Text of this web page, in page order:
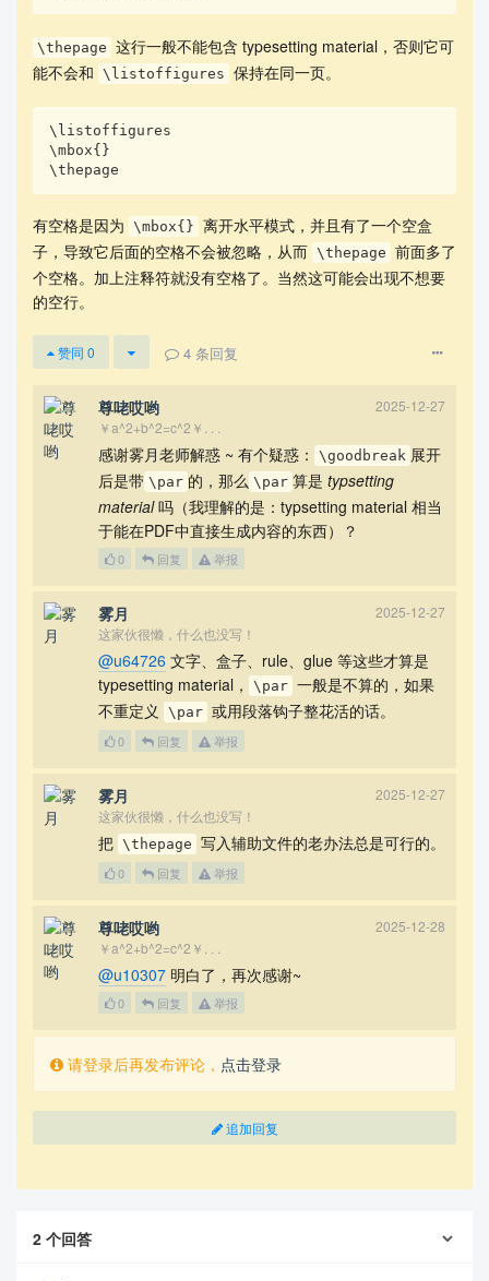
\mbox{}
\thepage
但不足在于：无论添加哪种类型的盒子，都会产生一定额外空
白。例如上述修改的结果为：
这可能会导致：原本不会换页的条目因为这一空白触发了断页
的罚函数机制而被断到了下一页。
因此问题为：如何在
es 盒子的 ship out
希望尽可能不用到额外宏包。当然，对于不得不用宏包的
情形，也欢迎发表。
\documentclass{article}
\usepackage{graphicx}
\usepackage{showframe}
\begin{document}
% ----- 这部分是为了模拟 图目录之前还有其他内容填充 的
情形 ----- %
\lipsum[1-4]
Text. This is Text. This is Text. This is Text. T
his is Text. This is Text. This is Text. This is
Text. This is Text. This is Text. This is Text. T
his is Text. This is Text. This is Text. This is
Text. This is Text. This is Text. This is Text. T
% ===============================================
==== %
\listoffigures
\centering
\caption{This is text}
\end{figure}
\begin{figure}[ht]
\includegraphics[width=.48\linewidth]{example-ima
ge-a}
\thepage 这行一般不能包含 typesetting material，否则它可
能不会和 \listoffigures 保持在同一页。
\listoffigures
\mbox{}
\thepage
有空格是因为 \mbox{} 离开水平模式，并且有了一个空盒
子，导致它后面的空格不会被忽略，从而 \thepage 前面多了
个空格。加上注释符就没有空格了。当然这可能会出现不想要
的空行。
赞同 0 4 条回复
尊咾哎哟
2025-12-27
￥a^2+b^2=c^2￥. . .
感谢雾月老师解惑 ~ 有个疑惑： \goodbreak 展开
后是带 \par 的，那么 \par 算是 typsetting
material吗（我理解的是：typsetting material 相当
于能在PDF中直接生成内容的东西）？
0 回复 举报
雾月
2025-12-27
这家伙很懒，什么也没写！
@u64726 文字、盒子、rule、glue 等这些才算是
typesetting material，
\par 一般是不算的，如果
不重定义
\par 或用段落钩子整花活的话。
0 回复 举报
雾月
2025-12-27
这家伙很懒，什么也没写！
把 \thepage 写入辅助文件的老办法总是可行的。
0 回复 举报
尊咾哎哟
2025-12-28
￥a^2+b^2=c^2￥. . .
@u10307 明白了，再次感谢~
0 回复 举报
请登录后再发布评论， 点击登录
追加回复
2 个回答